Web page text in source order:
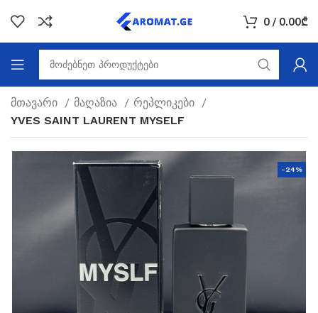
0 / 0.00₾
მთავარი მაღაზია
რეპლიკები
YVES SAINT LAURENT MYSELF
-24%